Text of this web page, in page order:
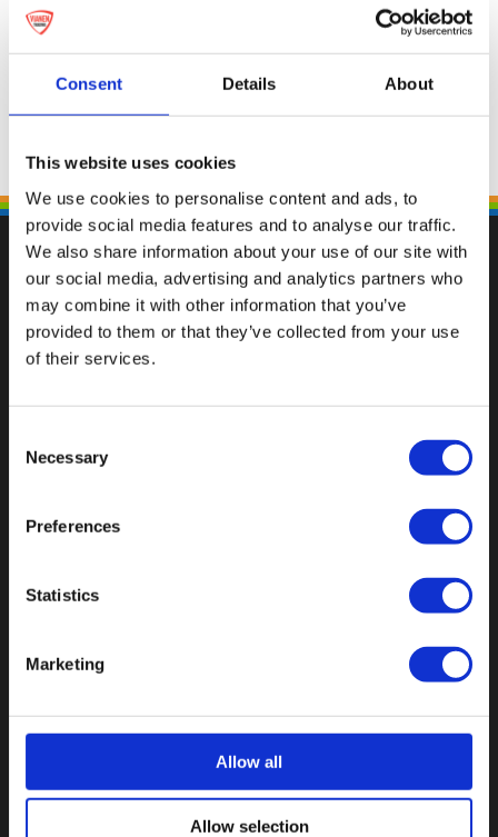
Consent Details About
This website uses cookies
We use cookies to personalise content and ads, to
provide social media features and to analyse our traffic.
We also share information about your use of our site with
our social media, advertising and analytics partners who
may combine it with other information that you’ve
provided to them or that they’ve collected from your use
of their services.
Selection
Necessary
Preferences
Statistics
Marketing
Allow all
Allow selection
Fallen Sie mit einzigartigen
Botnische Golf 9a, 3446 CN Woerden,
info@vianenonline.nl